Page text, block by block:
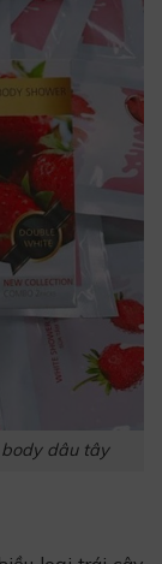
dâu tây